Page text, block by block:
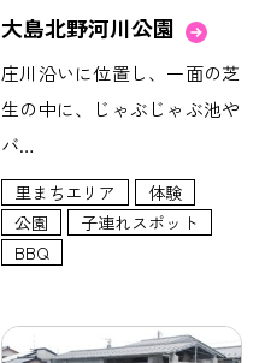
大島北野河川公園
庄川沿いに位置し、一面の芝
生の中に、じゃぶじゃぶ池や
バ…
里まちエリア
体験
公園
子連れスポット
BBQ